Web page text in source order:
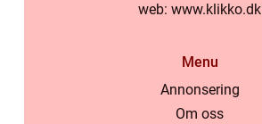
web: www.klikko.dk
Menu
Annonsering
Om oss